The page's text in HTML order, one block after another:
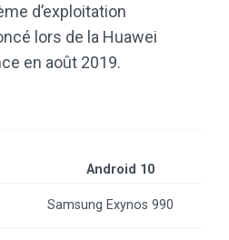
d’exploitation
lors de la Huawei
en août 2019.
Android 10
Samsung Exynos 990